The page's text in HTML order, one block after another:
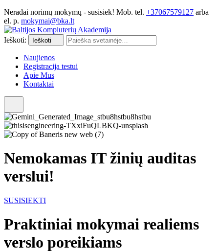
Neradai norimų mokymų - susisiek! Mob. tel. +37067579127 arba
el. p. mokymai@bka.lt
Ieškoti: Ieškoti
Naujienos
Registracija testui
Apie Mus
Kontaktai
Nemokamas IT žinių auditas
verslui!
SUSISIEKTI
Praktiniai mokymai realiems
verslo poreikiams